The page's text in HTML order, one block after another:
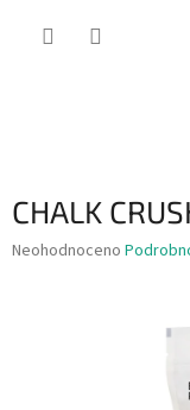
CHALK
Průměrné
Neohodnoceno